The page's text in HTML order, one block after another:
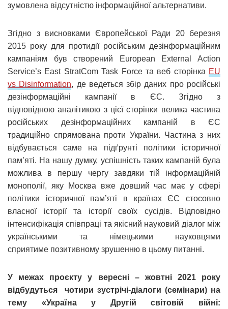
зумовлена відсутністю інформаційної альтернативи.
Згідно з висновками Європейської Ради 20 березня
2015 року для протидії російським дезінформаційним
кампаніям був створений European External Action
Service’s East StratCom Task Force та веб сторінка EU
vs Disinformation, де ведеться збір даних про російські
дезінформаційні кампанії в ЄС. Згідно з
відповідною аналітикою з цієї сторінки велика частина
російських дезінформаційних кампаній в ЄС
традиційно спрямована проти України. Частина з них
відбувається саме на підґрунті політики історичної
пам’яті. На нашу думку, успішність таких кампаній була
можлива в першу чергу завдяки тій інформаційній
монополії, яку Москва вже довший час має у сфері
політики історичної пам’яті в країнах ЄС стосовно
власної історії та історії своїх сусідів. Відповідно
інтенсифікація співпраці та якісний науковий діалог між
українськими та німецькими науковцями
сприятиме позитивному зрушенню в цьому питанні.
У межах проєкту у вересні – жовтні 2021 року
відбудуться чотири зустрічі-діалоги (семінари) на
тему «Україна у Другій світовій війні: